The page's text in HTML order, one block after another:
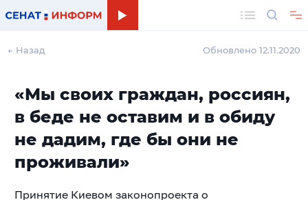
← Назад Обновлено 12.11.2020
«Мы своих граждан, россиян,
в беде не оставим и в обиду
не дадим, где бы они не
проживали»
Принятие Киевом законопроекта о